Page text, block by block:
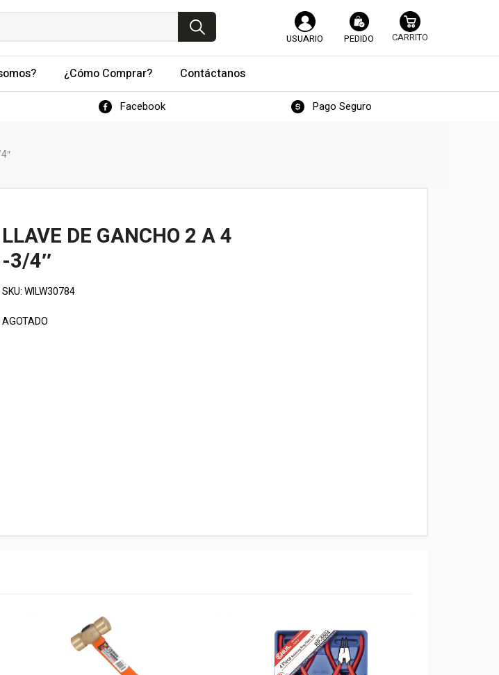
USUARIO PEDIDO
¿Cómo Comprar? Contáctanos
Facebook Pago Seguro
LLAVE DE GANCHO 2 A 4
-3/4″
SKU:WILW30784
AGOTADO